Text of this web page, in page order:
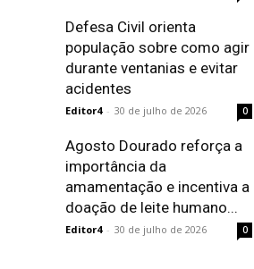
Defesa Civil orienta
população sobre como agir
durante ventanias e evitar
acidentes
Editor4 - 30 de julho de 2026 0
Agosto Dourado reforça a
importância da
amamentação e incentiva a
doação de leite humano...
Editor4 - 30 de julho de 2026 0